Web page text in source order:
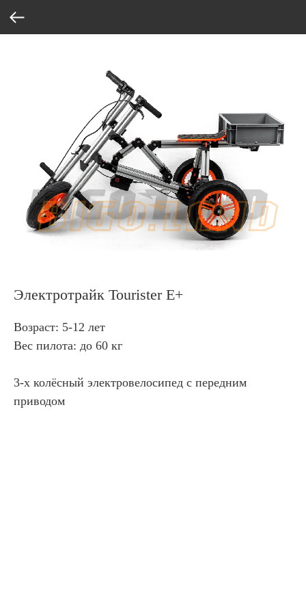
Электротрайк Tourister E+
Возраст: 5-12 лет
Вес пилота: до 60 кг
3-х колёсный электровелосипед с передним
приводом